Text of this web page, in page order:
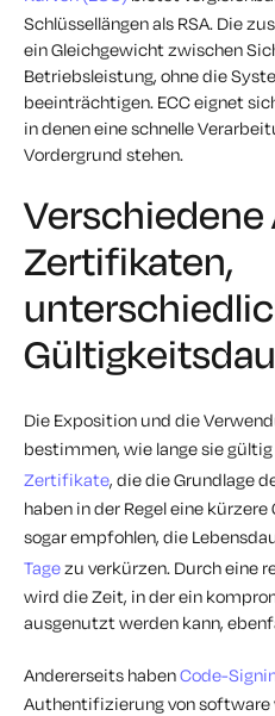
Schlüssellängen als RSA. Die
ein Gleichgewicht zwischen
Betriebsleistung, ohne die
beeinträchtigen. ECC eignet
in denen eine schnelle
Vordergrund stehen.
Verschiedene
Zertifikaten,
Die Exposition und die
bestimmen, wie lange sie gültig
Zertifikate, die die Grundlage
haben in der Regel eine
sogar empfohlen, die
Tagezu verkürzen. Durch eine
wird die Zeit, in der ein
ausgenutzt werden kann,
Andererseits habenCode-
Authentifizierung von software